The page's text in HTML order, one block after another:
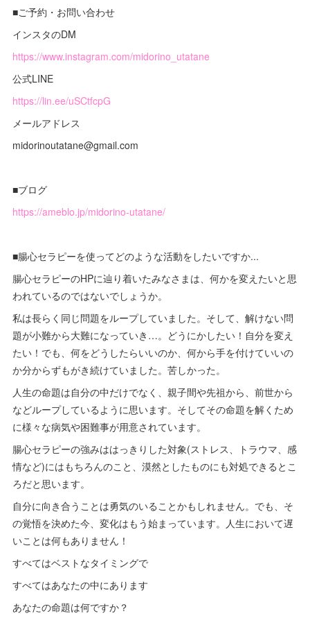
■ご予約・お問い合わせ
インスタのDM
https://www.instagram.com/midorino_utatane
公式LINE
https://lin.ee/uSCtfcpG
メールアドレス
midorinoutatane@gmail.com
■ブログ
https://ameblo.jp/midorino-utatane/
■腸心セラピーを使ってどのような活動をしたいですか...
腸心セラピーのHPに辿り着いたみなさまは、何かを変えたいと思
われているのではないでしょうか。
私は長らく同じ問題をループしていました。そして、解けない問
題が小難から大難になっていき…。どうにかしたい！自分を変え
たい！でも、何をどうしたらいいのか、何から手を付けていいの
か分からずもがき続けていました。苦しかった。
人生の命題は自分の中だけでなく、親子間や先祖から、前世から
などループしているように思います。そしてその命題を解くため
に様々な病気や困難事が用意されています。
腸心セラピーの強みははっきりした対象(ストレス、トラウマ、感
情など)にはもちろんのこと、漠然としたものにも対処できるとこ
ろだと思います。
自分に向き合うことは勇気のいることかもしれません。でも、そ
の覚悟を決めた今、変化はもう始まっています。人生において遅
いことは何もありません！
すべてはベストなタイミングで
すべてはあなたの中にあります
あなたの命題は何ですか？